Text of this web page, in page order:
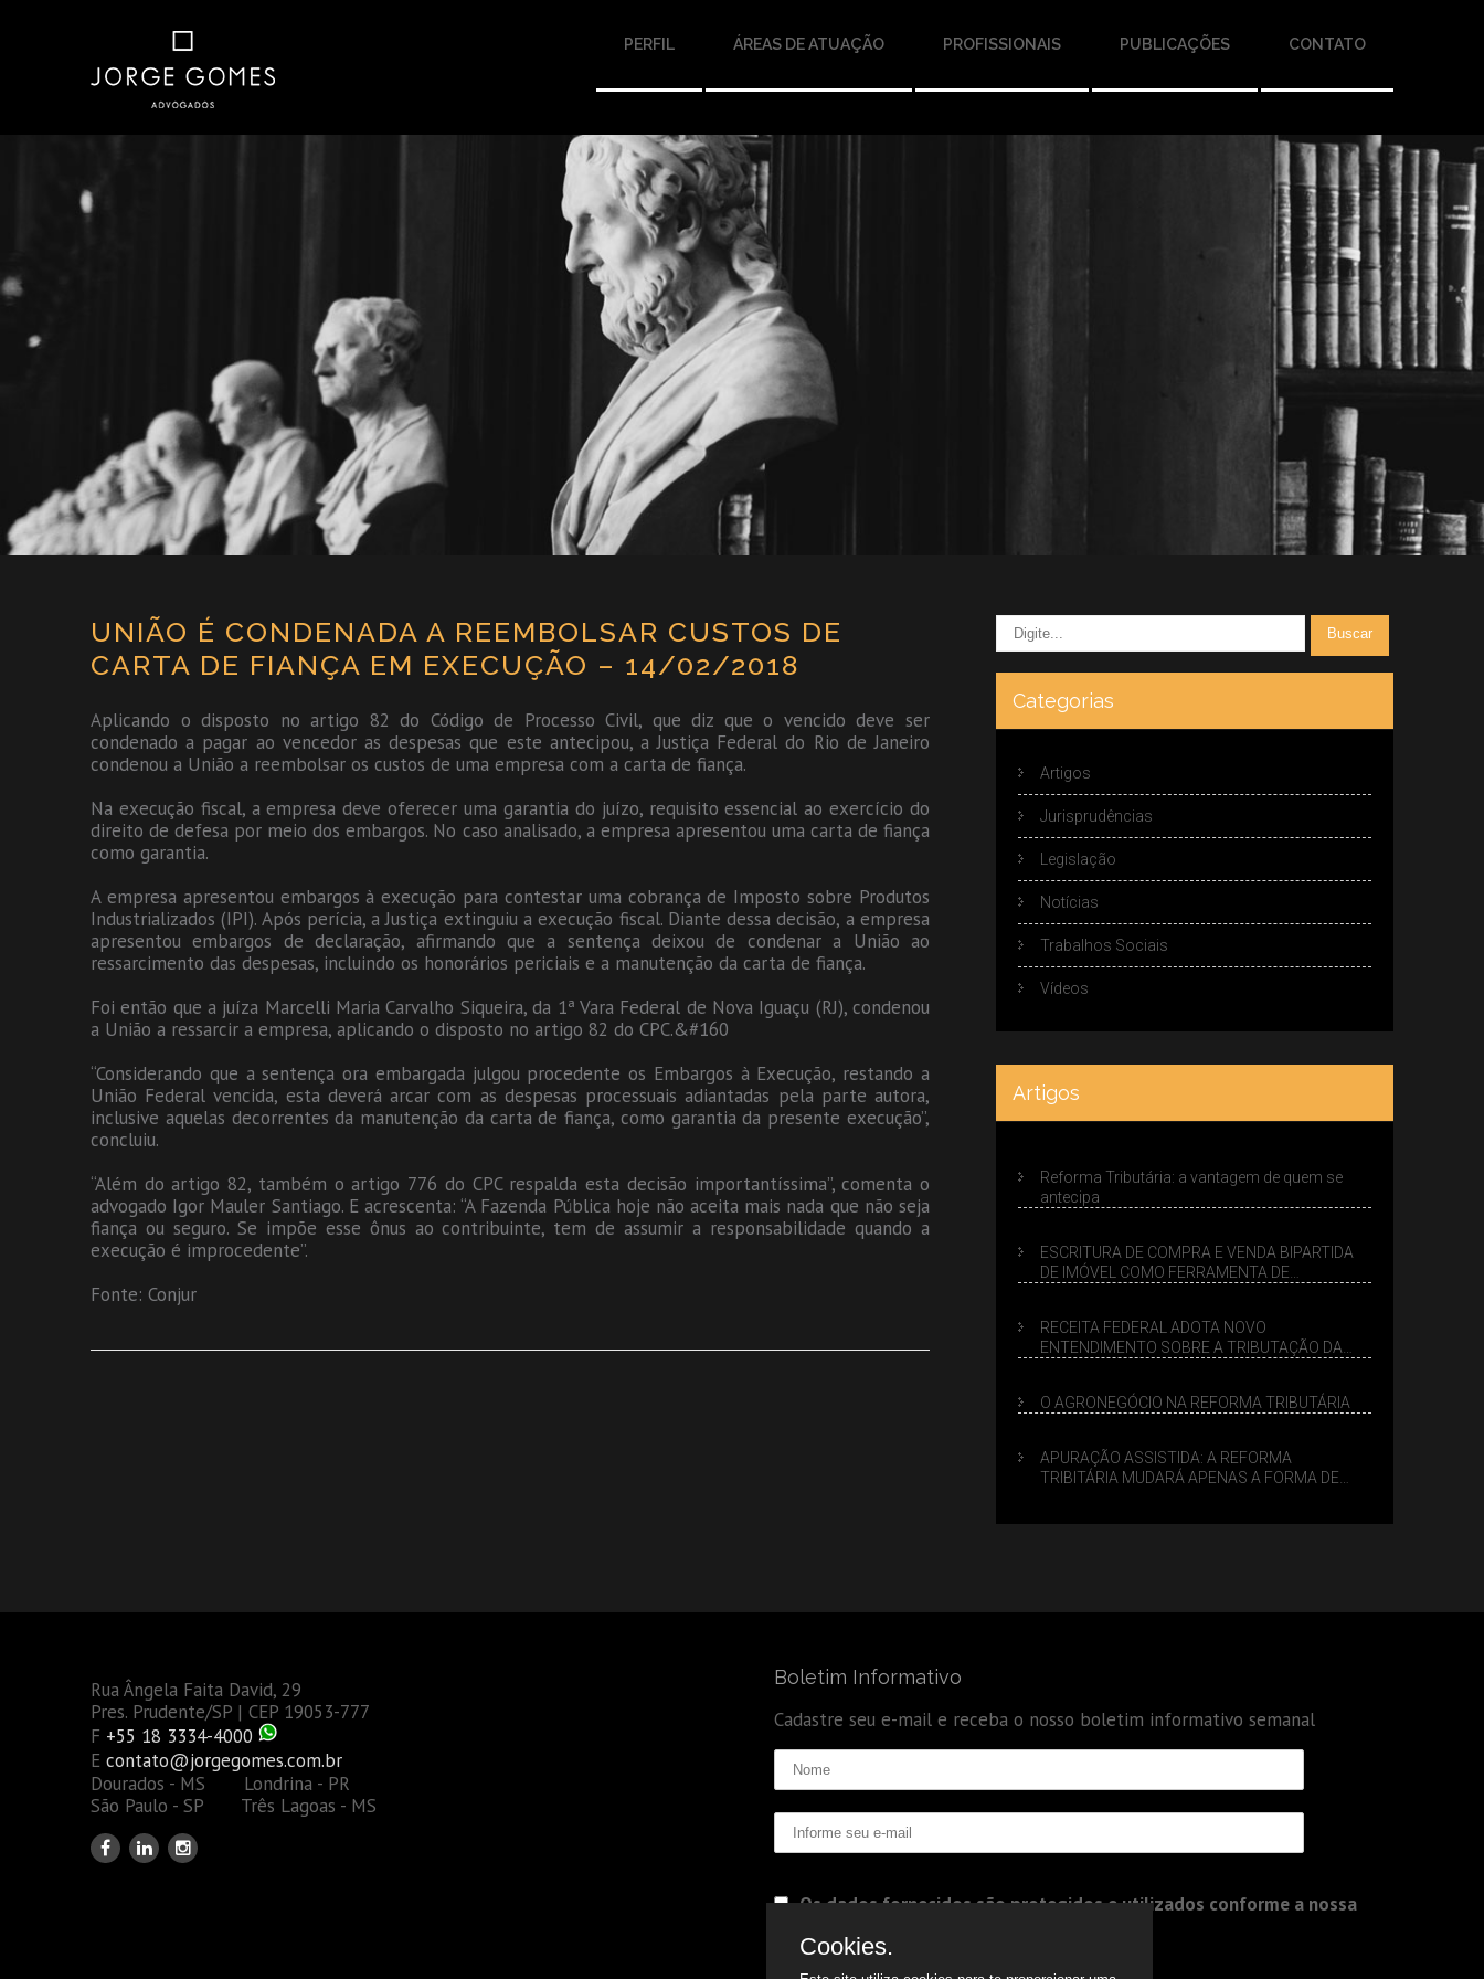
PERFIL ÁREAS DE ATUAÇÃO PROFISSIONAIS PUBLICAÇÕES CONTATO
UNIÃO É CONDENADA A REEMBOLSAR CUSTOS DE
CARTA DE FIANÇA EM EXECUÇÃO – 14/02/2018
Aplicando o disposto no artigo 82 do Código de Processo Civil, que diz que o vencido deve ser
condenado a pagar ao vencedor as despesas que este antecipou, a Justiça Federal do Rio de Janeiro
condenou a União a reembolsar os custos de uma empresa com a carta de fiança.
Na execução fiscal, a empresa deve oferecer uma garantia do juízo, requisito essencial ao exercício do
direito de defesa por meio dos embargos. No caso analisado, a empresa apresentou uma carta de fiança
como garantia.
A empresa apresentou embargos à execução para contestar uma cobrança de Imposto sobre Produtos
Industrializados (IPI). Após perícia, a Justiça extinguiu a execução fiscal. Diante dessa decisão, a empresa
apresentou embargos de declaração, afirmando que a sentença deixou de condenar a União ao
ressarcimento das despesas, incluindo os honorários periciais e a manutenção da carta de fiança.
Foi então que a juíza Marcelli Maria Carvalho Siqueira, da 1ª Vara Federal de Nova Iguaçu (RJ), condenou
a União a ressarcir a empresa, aplicando o disposto no artigo 82 do CPC.&#160
“Considerando que a sentença ora embargada julgou procedente os Embargos à Execução, restando a
União Federal vencida, esta deverá arcar com as despesas processuais adiantadas pela parte autora,
inclusive aquelas decorrentes da manutenção da carta de fiança, como garantia da presente execução”,
concluiu.
“Além do artigo 82, também o artigo 776 do CPC respalda esta decisão importantíssima”, comenta o
advogado Igor Mauler Santiago. E acrescenta: “A Fazenda Pública hoje não aceita mais nada que não seja
fiança ou seguro. Se impõe esse ônus ao contribuinte, tem de assumir a responsabilidade quando a
execução é improcedente”.
Fonte: Conjur
Categorias
Artigos
Jurisprudências
Legislação
Notícias
Trabalhos Sociais
Vídeos
Artigos
Reforma Tributária: a vantagem de quem se
antecipa
ESCRITURA DE COMPRA E VENDA BIPARTIDA
DE IMÓVEL COMO FERRAMENTA DE
RECEITA FEDERAL ADOTA NOVO
ENTENDIMENTO SOBRE A TRIBUTAÇÃO DA
O AGRONEGÓCIO NA REFORMA TRIBUTÁRIA
APURAÇÃO ASSISTIDA: A REFORMA
TRIBITÁRIA MUDARÁ APENAS A FORMA DE
Rua Ângela Faita David, 29
Pres. Prudente/SP | CEP 19053-777
F +55 18 3334-4000
E contato@jorgegomes.com.br
Dourados - MS Londrina - PR
São Paulo - SP Três Lagoas - MS
Boletim Informativo
Cadastre seu e-mail e receba o nosso boletim informativo semanal
Os dados fornecidos são protegidos e utilizados conforme a nossa
Cookies.